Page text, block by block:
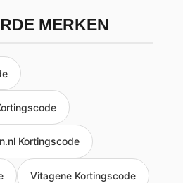
MERKEN
Kortingscode
Vitagene Kortingscode